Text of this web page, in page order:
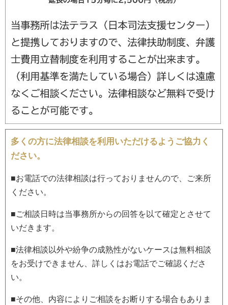
多くの方に法律相談を利用いただけるようご協力く
ださい。
■お電話での法律相談は行っておりませんので、ご来所
ください。
■ご相談日時は当事務所からの回答を以て確定とさせて
いだきます。
■法律相談以外や紛争の成熟性がないケースは無料相談
をお受けできません、詳しくはお電話でご確認くださ
い。
■その他、内容によりご相談をお断りする場合もありま